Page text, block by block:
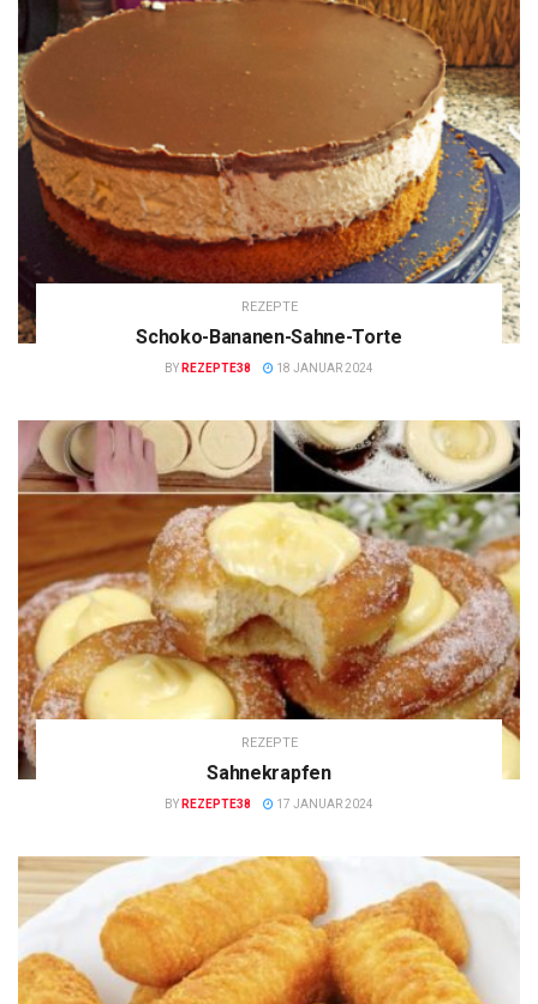
REZEPTE
Schoko-Bananen-Sahne-Torte
BY REZEPTE38 18 JANUAR 2024
REZEPTE
Sahnekrapfen
BY REZEPTE38 17 JANUAR 2024